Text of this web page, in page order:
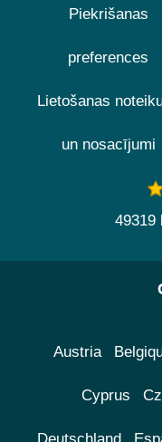
Piekrišanas
preferences
Lietošanas
un nosacījumi
49319
Austria
Cyprus